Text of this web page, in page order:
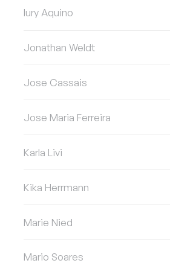
Iury Aquino
Jonathan Weldt
Jose Cassais
Jose Maria Ferreira
Karla Livi
Kika Herrmann
Marie Nied
Mario Soares